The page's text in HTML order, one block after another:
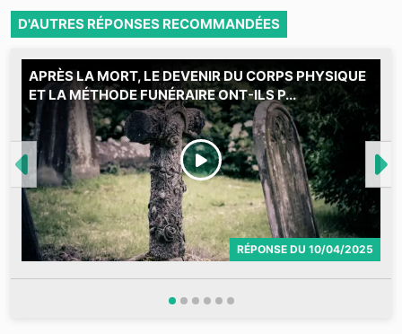
D'AUTRES RÉPONSES RECOMMANDÉES
APRÈS LA MORT, LE DEVENIR DU CORPS PHYSIQUE
ET LA MÉTHODE FUNÉRAIRE ONT-ILS P...
RÉPONSE DU 10/04/2025